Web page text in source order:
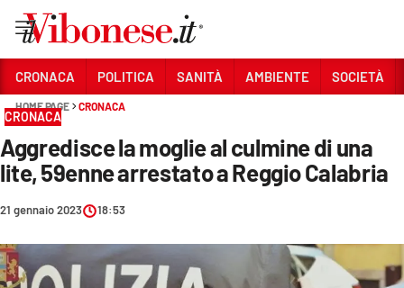
Sezioni
CRONACA
POLITICA
SANITÀ
AMBIENTE
CRONACA POLITICA SANITÀ AMBIENTE SOCIETÀ
HOME PAGE CRONACA
CRONACA
Aggredisce la moglie al culmine di una
lite, 59enne arrestato a Reggio Calabria
21 gennaio 2023 18:53